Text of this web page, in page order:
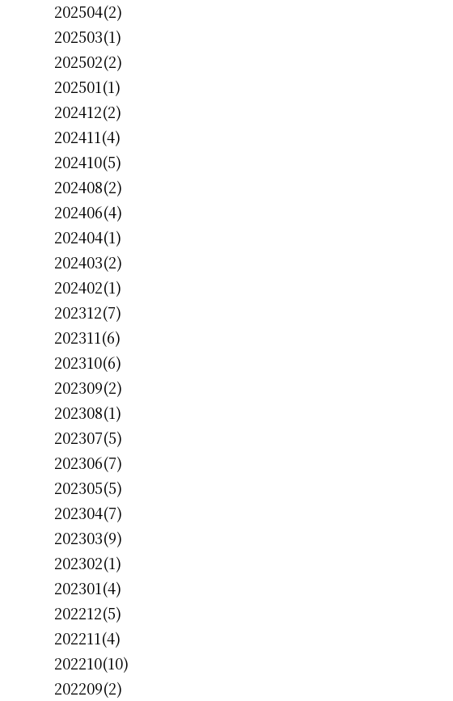
202504(2)
202503(1)
202502(2)
202501(1)
202412(2)
202411(4)
202410(5)
202408(2)
202406(4)
202404(1)
202403(2)
202402(1)
202312(7)
202311(6)
202310(6)
202309(2)
202308(1)
202307(5)
202306(7)
202305(5)
202304(7)
202303(9)
202302(1)
202301(4)
202212(5)
202211(4)
202210(10)
202209(2)